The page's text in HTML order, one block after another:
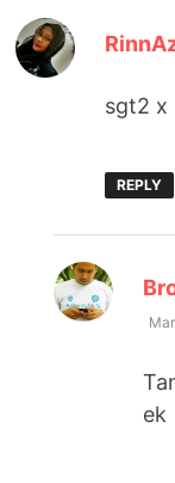
sgt2 x
REPLY
ek